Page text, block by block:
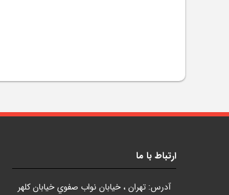
ارتباط با ما
آدرس: تهران ، خيابان نواب صفوي خيابان کلهر